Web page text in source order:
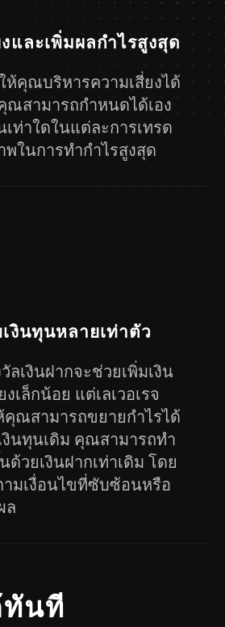
และเพิ่มผลกำไรสูงสุด
ให้คุณบริหารความเสี่ยงได้
ณสามารถกำหนดได้เอง
เท่าใดในแต่ละการเทรด
พในการทำกำไรสูงสุด
งินทุนหลายเท่าตัว
ลเงินฝากจะช่วยเพิ่มเงิน
เล็กน้อย แต่เลเวอเรจ
คุณสามารถขยายกำไรได้
งินทุนเดิม คุณสามารถทำ
ด้วยเงินฝากเท่าเดิม โดย
มเงื่อนไขที่ซับซ้อนหรือ
ล
ทันที